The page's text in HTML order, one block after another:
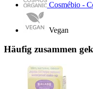
Cosmébio -
Vegan
Häufig zusammen